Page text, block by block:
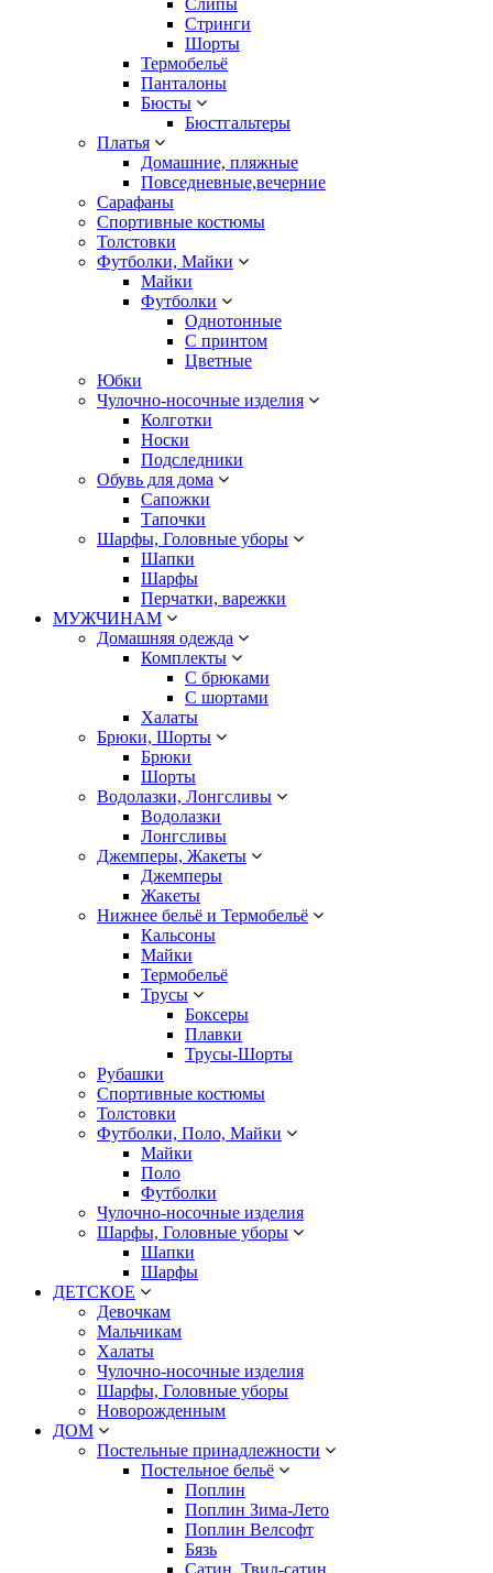
Слипы
Стринги
Шорты
Термобельё
Панталоны
Бюсты
Бюстгальтеры
Платья
Домашние, пляжные
Повседневные,вечерние
Сарафаны
Спортивные костюмы
Толстовки
Футболки, Майки
Майки
Футболки
Однотонные
С принтом
Цветные
Юбки
Чулочно-носочные изделия
Колготки
Носки
Подследники
Обувь для дома
Сапожки
Тапочки
Шарфы, Головные уборы
Шапки
Шарфы
Перчатки, варежки
МУЖЧИНАМ
Домашняя одежда
Комплекты
С брюками
С шортами
Халаты
Брюки, Шорты
Брюки
Шорты
Водолазки, Лонгсливы
Водолазки
Лонгсливы
Джемперы, Жакеты
Джемперы
Жакеты
Нижнее бельё и Термобельё
Кальсоны
Майки
Термобельё
Трусы
Боксеры
Плавки
Трусы-Шорты
Рубашки
Спортивные костюмы
Толстовки
Футболки, Поло, Майки
Майки
Поло
Футболки
Чулочно-носочные изделия
Шарфы, Головные уборы
Шапки
Шарфы
ДЕТСКОЕ
Девочкам
Мальчикам
Халаты
Чулочно-носочные изделия
Шарфы, Головные уборы
Новорожденным
ДОМ
Постельные принадлежности
Постельное бельё
Поплин
Поплин Зима-Лето
Поплин Велсофт
Бязь
Сатин, Твил-сатин